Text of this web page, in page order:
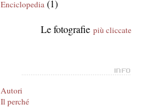
Enciclopedia (1)
Le fotografie più cliccate
Autori
Il perché